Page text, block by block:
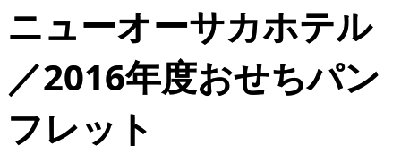
ニューオーサカホテル
／2016年度おせちパン
フレット